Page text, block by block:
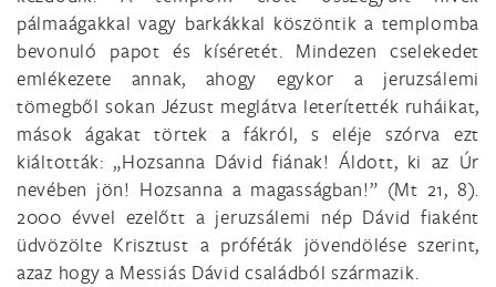
pálmaágakkal vagy barkákkal köszöntik a templomba
bevonuló papot és kíséretét. Mindezen cselekedet
emlékezete annak, ahogy egykor a jeruzsálemi
tömegből sokan Jézust meglátva leterítették ruháikat,
mások ágakat törtek a fákról, s eléje szórva ezt
kiáltották: „Hozsanna Dávid fiának! Áldott, ki az Úr
nevében jön! Hozsanna a magasságban!” (Mt 21, 8).
2000 évvel ezelőtt a jeruzsálemi nép Dávid fiaként
üdvözölte Krisztust a próféták jövendölése szerint,
azaz hogy a Messiás Dávid családból származik.